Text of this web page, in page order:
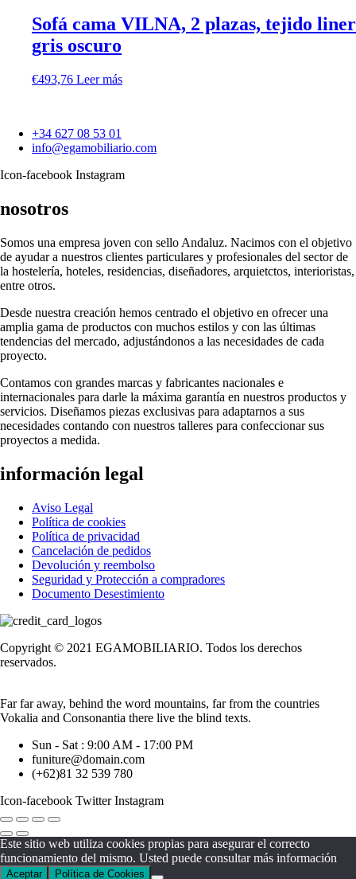
Sofá cama VILNA, 2 plazas, tejido liner
gris oscuro
€493,76 Leer más
+34 627 08 53 01
info@egamobiliario.com
Icon-facebook Instagram
nosotros
Somos una empresa joven con sello Andaluz. Nacimos con el objetivo
de ayudar a nuestros clientes particulares y profesionales del sector de
la hostelería, hoteles, residencias, diseñadores, arquietctos, interioristas,
entre otros.
Desde nuestra creación hemos centrado el objetivo en ofrecer una
amplia gama de productos con muchos estilos y con las últimas
tendencias del mercado, adjustándonos a las necesidades de cada
proyecto.
Contamos con grandes marcas y fabricantes nacionales e
internacionales para darle la máxima garantía en nuestros productos y
servicios. Diseñamos piezas exclusivas para adaptarnos a sus
necesidades contando con nuestros talleres para confeccionar sus
proyectos a medida.
información legal
Aviso Legal
Política de cookies
Política de privacidad
Cancelación de pedidos
Devolución y reembolso
Seguridad y Protección a compradores
Documento Desestimiento
Copyright © 2021 EGAMOBILIARIO. Todos los derechos
reservados.
Far far away, behind the word mountains, far from the countries
Vokalia and Consonantia there live the blind texts.
Sun - Sat : 9:00 AM - 17:00 PM
funiture@domain.com
(+62)81 32 539 780
Icon-facebook Twitter Instagram
Este sitio web utiliza cookies propias para asegurar el correcto
funcionamiento del mismo. Usted puede consultar más información
Aceptar Política de Cookies